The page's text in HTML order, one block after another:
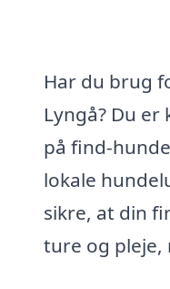
Har du brug
Lyngå? Du
på find-
lokale
sikre, at din
ture og pleje,